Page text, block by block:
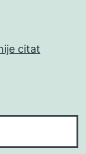
citat